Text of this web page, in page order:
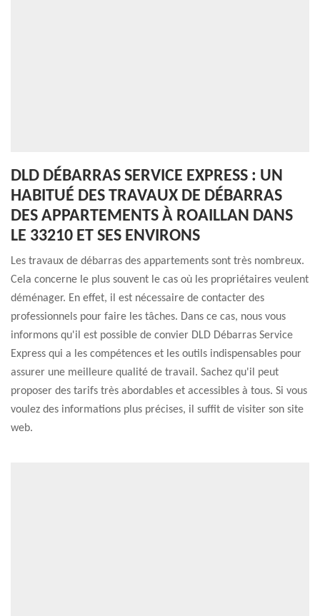
DLD DÉBARRAS SERVICE EXPRESS : UN
HABITUÉ DES TRAVAUX DE DÉBARRAS
DES APPARTEMENTS À ROAILLAN DANS
LE 33210 ET SES ENVIRONS
Les travaux de débarras des appartements sont très nombreux.
Cela concerne le plus souvent le cas où les propriétaires veulent
déménager. En effet, il est nécessaire de contacter des
professionnels pour faire les tâches. Dans ce cas, nous vous
informons qu'il est possible de convier DLD Débarras Service
Express qui a les compétences et les outils indispensables pour
assurer une meilleure qualité de travail. Sachez qu'il peut
proposer des tarifs très abordables et accessibles à tous. Si vous
voulez des informations plus précises, il suffit de visiter son site
web.